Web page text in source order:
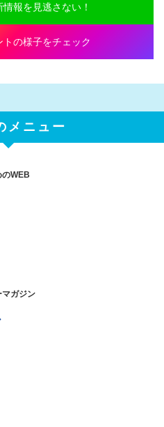
報を見逃さない！
の様子をチェック
メニュー
WEB
マガジン